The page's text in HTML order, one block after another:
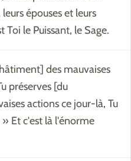
épouses et leurs
Toi le Puissant, le Sage.
des mauvaises
préserves [du
actions ce jour-là, Tu
Et c'est là l'énorme